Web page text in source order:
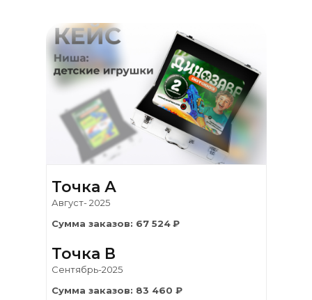
Сентябрь-2025
Сумма заказов: 83 460 ₽
Точка В
Август- 2025
Сумма заказов: 67 524₽
Точка А